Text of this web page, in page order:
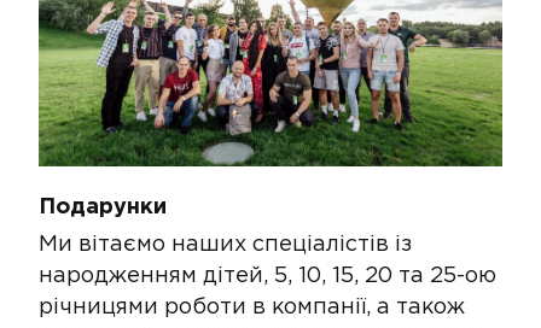
​​​Подарунки​​
Ми вітаємо наших спеціалістів із
народженням дітей, 5, 10, 15, 20 та 25-ою
річницями роботи в компанії, а також